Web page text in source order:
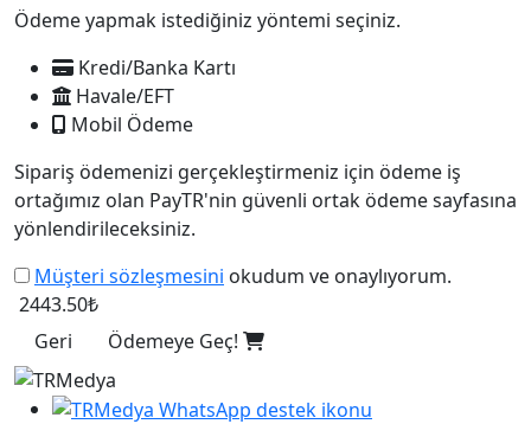
Ödeme yapmak istediğiniz yöntemi seçiniz.
Kredi/Banka Kartı
Havale/EFT
Mobil Ödeme
Sipariş ödemenizi gerçekleştirmeniz için ödeme iş
ortağımız olan PayTR'nin güvenli ortak ödeme sayfasına
yönlendirileceksiniz.
Müşteri sözleşmesini okudum ve onaylıyorum.
2443.50₺
Geri
Ödemeye Geç!